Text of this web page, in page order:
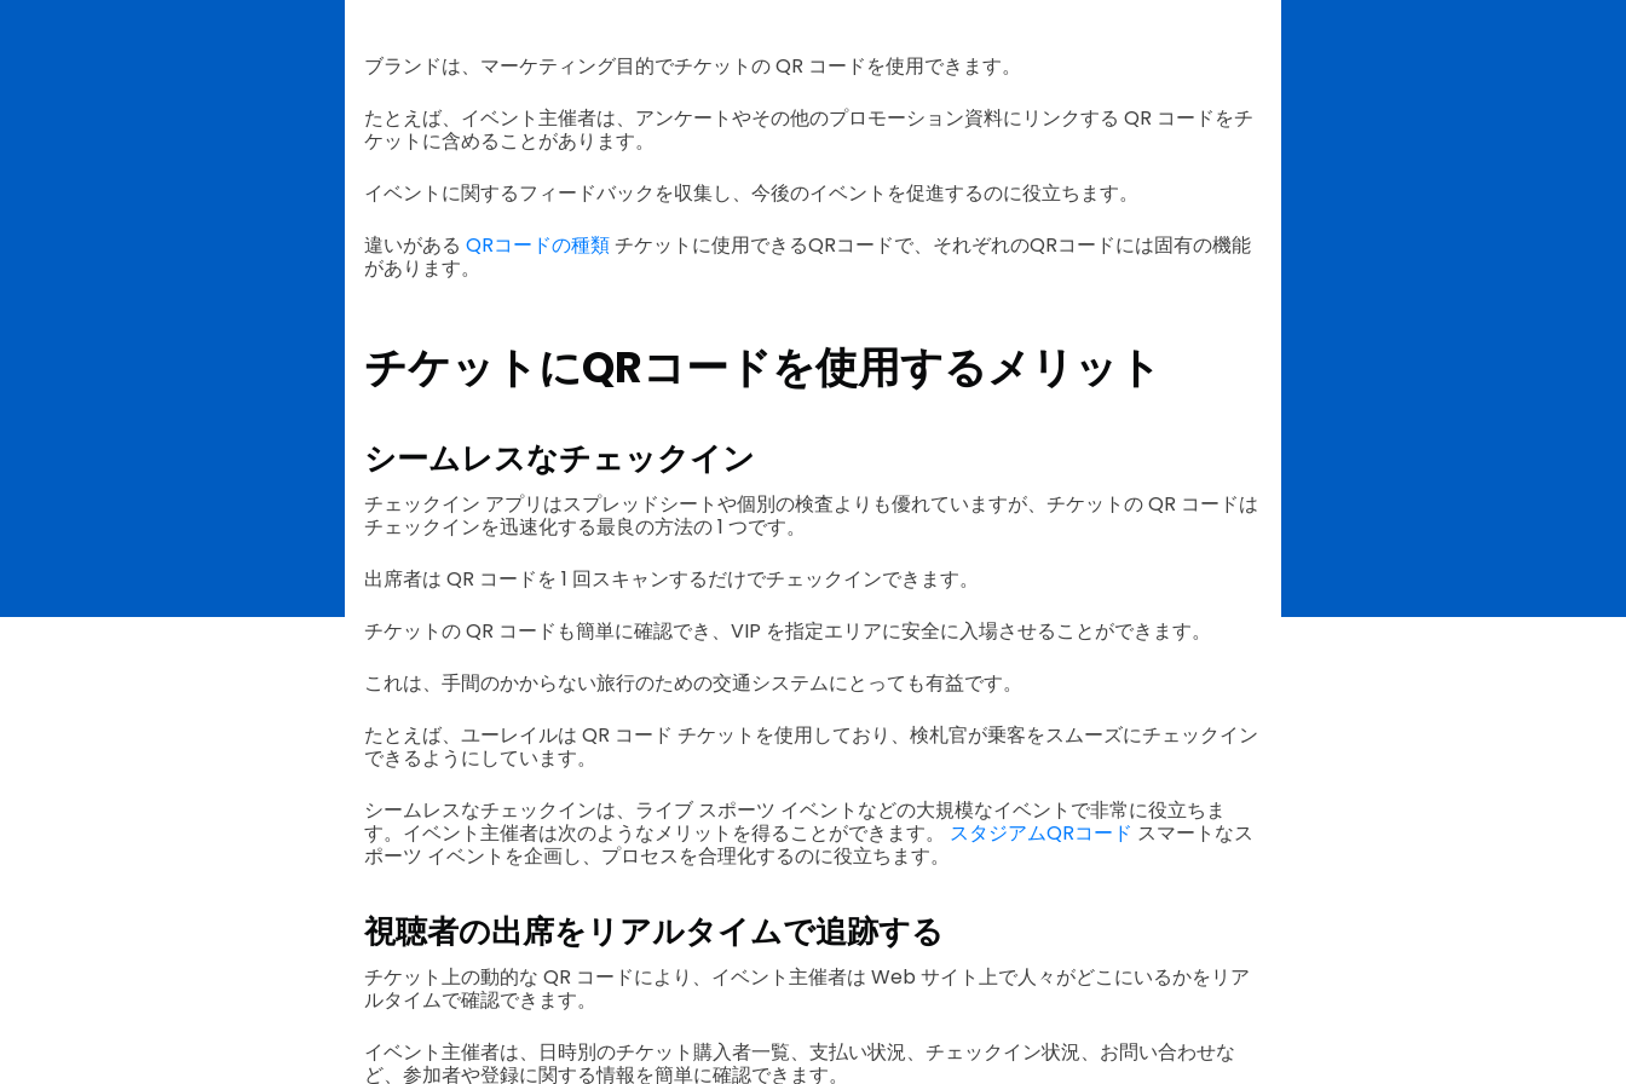
ブランドは、マーケティング目的でチケットの QR コードを使用できます。
たとえば、イベント主催者は、アンケートやその他のプロモーション資料にリンクする QR コードをチ
ケットに含めることがあります。
イベントに関するフィードバックを収集し、今後のイベントを促進するのに役立ちます。
違いがある QRコードの種類チケットに使用できるQRコードで、それぞれのQRコードには固有の機能
があります。
チケットにQRコードを使用するメリット
シームレスなチェックイン
チェックイン アプリはスプレッドシートや個別の検査よりも優れていますが、チケットの QR コードは
チェックインを迅速化する最良の方法の 1 つです。
出席者は QR コードを 1 回スキャンするだけでチェックインできます。
チケットの QR コードも簡単に確認でき、VIP を指定エリアに安全に入場させることができます。
これは、手間のかからない旅行のための交通システムにとっても有益です。
たとえば、ユーレイルは QR コード チケットを使用しており、検札官が乗客をスムーズにチェックイン
できるようにしています。
シームレスなチェックインは、ライブ スポーツ イベントなどの大規模なイベントで非常に役立ちま
す。イベント主催者は次のようなメリットを得ることができます。
スタジアムQRコード スマートなス
ポーツ イベントを企画し、プロセスを合理化するのに役立ちます。
視聴者の出席をリアルタイムで追跡する
チケット上の動的な QR コードにより、イベント主催者は Web サイト上で人々がどこにいるかをリア
ルタイムで確認できます。
イベント主催者は、日時別のチケット購入者一覧、支払い状況、チェックイン状況、お問い合わせな
ど、参加者や登録に関する情報を簡単に確認できます。